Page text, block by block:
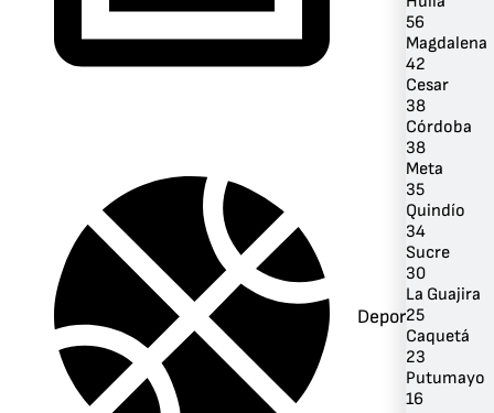
Deportes
56
Magdalena
42
Cesar
38
Córdoba
38
Meta
35
Quindío
34
Sucre
30
La Guajira
25
Caquetá
23
Putumayo
16